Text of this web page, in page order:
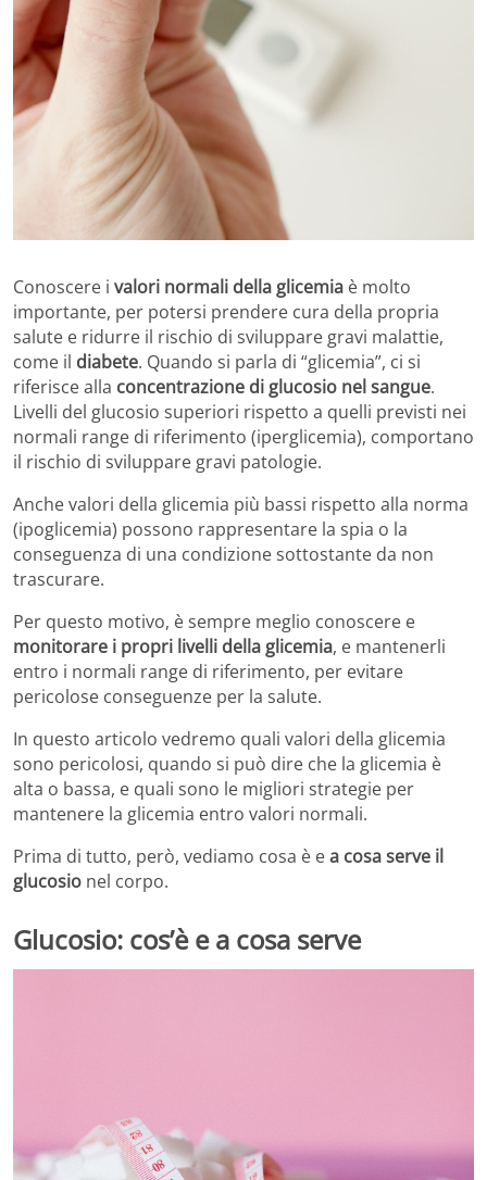
Conoscere i valori normali della glicemia è molto
importante, per potersi prendere cura della propria
salute e ridurre il rischio di sviluppare gravi malattie,
come il diabete. Quando si parla di “glicemia”, ci si
riferisce alla concentrazione di glucosio nel sangue.
Livelli del glucosio superiori rispetto a quelli previsti nei
normali range di riferimento (iperglicemia), comportano
il rischio di sviluppare gravi patologie.
Anche valori della glicemia più bassi rispetto alla norma
(ipoglicemia) possono rappresentare la spia o la
conseguenza di una condizione sottostante da non
trascurare.
Per questo motivo, è sempre meglio conoscere e
monitorare i propri livelli della glicemia, e mantenerli
entro i normali range di riferimento, per evitare
pericolose conseguenze per la salute.
In questo articolo vedremo quali valori della glicemia
sono pericolosi, quando si può dire che la glicemia è
alta o bassa, e quali sono le migliori strategie per
mantenere la glicemia entro valori normali.
Prima di tutto, però, vediamo cosa è ea cosa serve il
glucosio nel corpo.
Glucosio: cos’è e a cosa serve